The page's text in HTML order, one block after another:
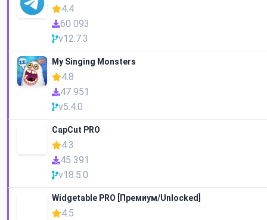
4.4
60 093
v12.7.3
My Singing Monsters
4.8
47 951
v5.4.0
CapCut PRO
4.3
45 391
v18.5.0
Widgetable PRO [Премиум/Unlocked]
4.5